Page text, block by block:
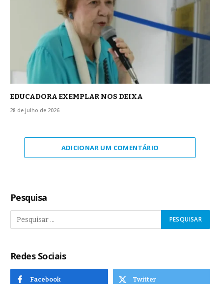
EDUCADORA EXEMPLAR NOS DEIXA
28 de julho de 2026
ADICIONAR UM COMENTÁRIO
Pesquisa
Redes Sociais
Facebook Twitter